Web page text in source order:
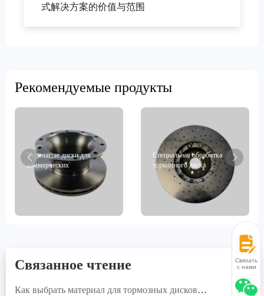
式解决方案的价值与范围
Рекомендуемые продукты
Тормозные диски для
коммерческих
транспортных средств
Специальная обработка
тормозного диска
Связанное чтение
Как выбрать материал для тормозных дисков
Связаться
с нами